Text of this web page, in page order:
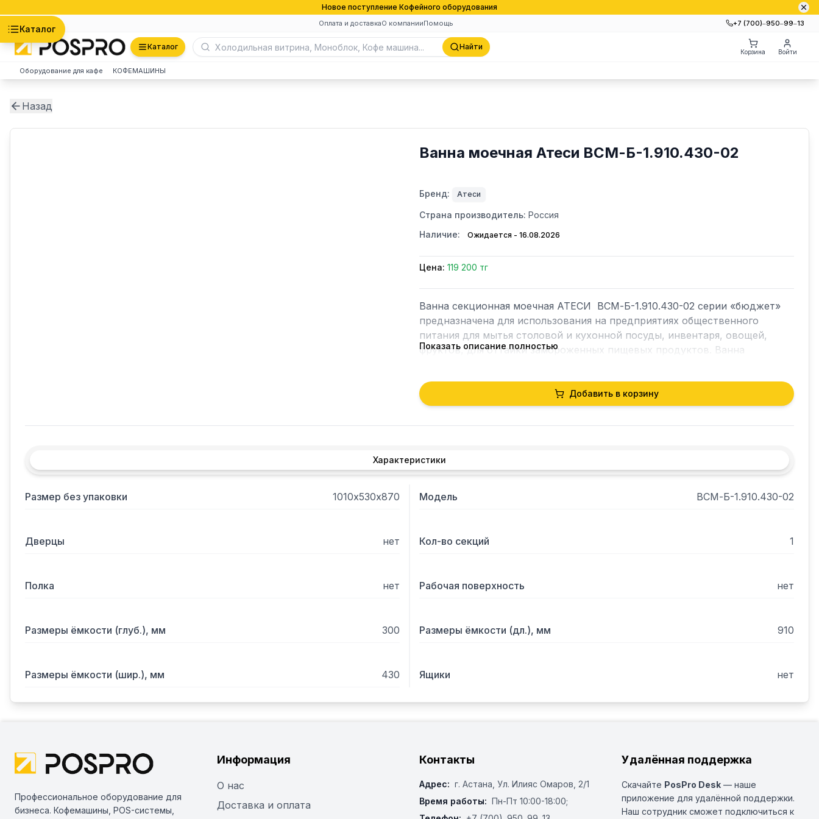
Новое поступление Кофейного оборудования
Оплата и доставкаО компанииПомощь +7 (700)‒950‒99‒13
Каталог
Каталог Найти
Корзина Войти
Оборудование для кафе КОФЕМАШИНЫ
Назад
Ванна моечная Атеси ВСМ-Б-1.910.430-02
Бренд: Атеси
Страна производитель: Россия
Наличие:
Ожидается - 16.08.2026
Цена: 119 200 тг
Ванна секционная моечная АТЕСИ  ВСМ-Б-1.910.430-02 серии «бюджет»
предназначена для использования на предприятиях общественного
питания для мытья столовой и кухонной посуды, инвентаря, овощей,
фруктов, для оттайки замороженных пищевых продуктов. Ванна
стали.
Показать описание полностью
Добавить в корзину
Характеристики
Размер без упаковки 1010х530х870 Модель ВСМ-Б-1.910.430-02
Дверцы нет Кол-во секций 1
Полка нет Рабочая поверхность нет
Размеры ёмкости (глуб.), мм 300 Размеры ёмкости (дл.), мм 910
Размеры ёмкости (шир.), мм 430 Ящики нет
Профессиональное оборудование для
бизнеса. Кофемашины, POS-системы,
Информация
О нас
Доставка и оплата
Контакты
Адрес: г. Астана, ​Ул. Илияс Омаров, 2/1
Время работы: Пн-Пт 10:00-18:00;
Удалённая поддержка
Скачайте PosPro Desk — наше
приложение для удалённой поддержки.
Наш сотрудник сможет подключиться к